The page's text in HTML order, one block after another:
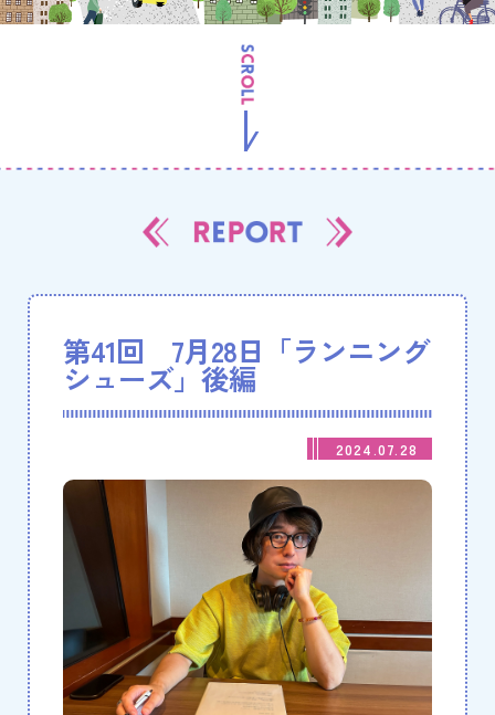
第41回 7月28日「ランニング
シューズ」後編
2024.07.28